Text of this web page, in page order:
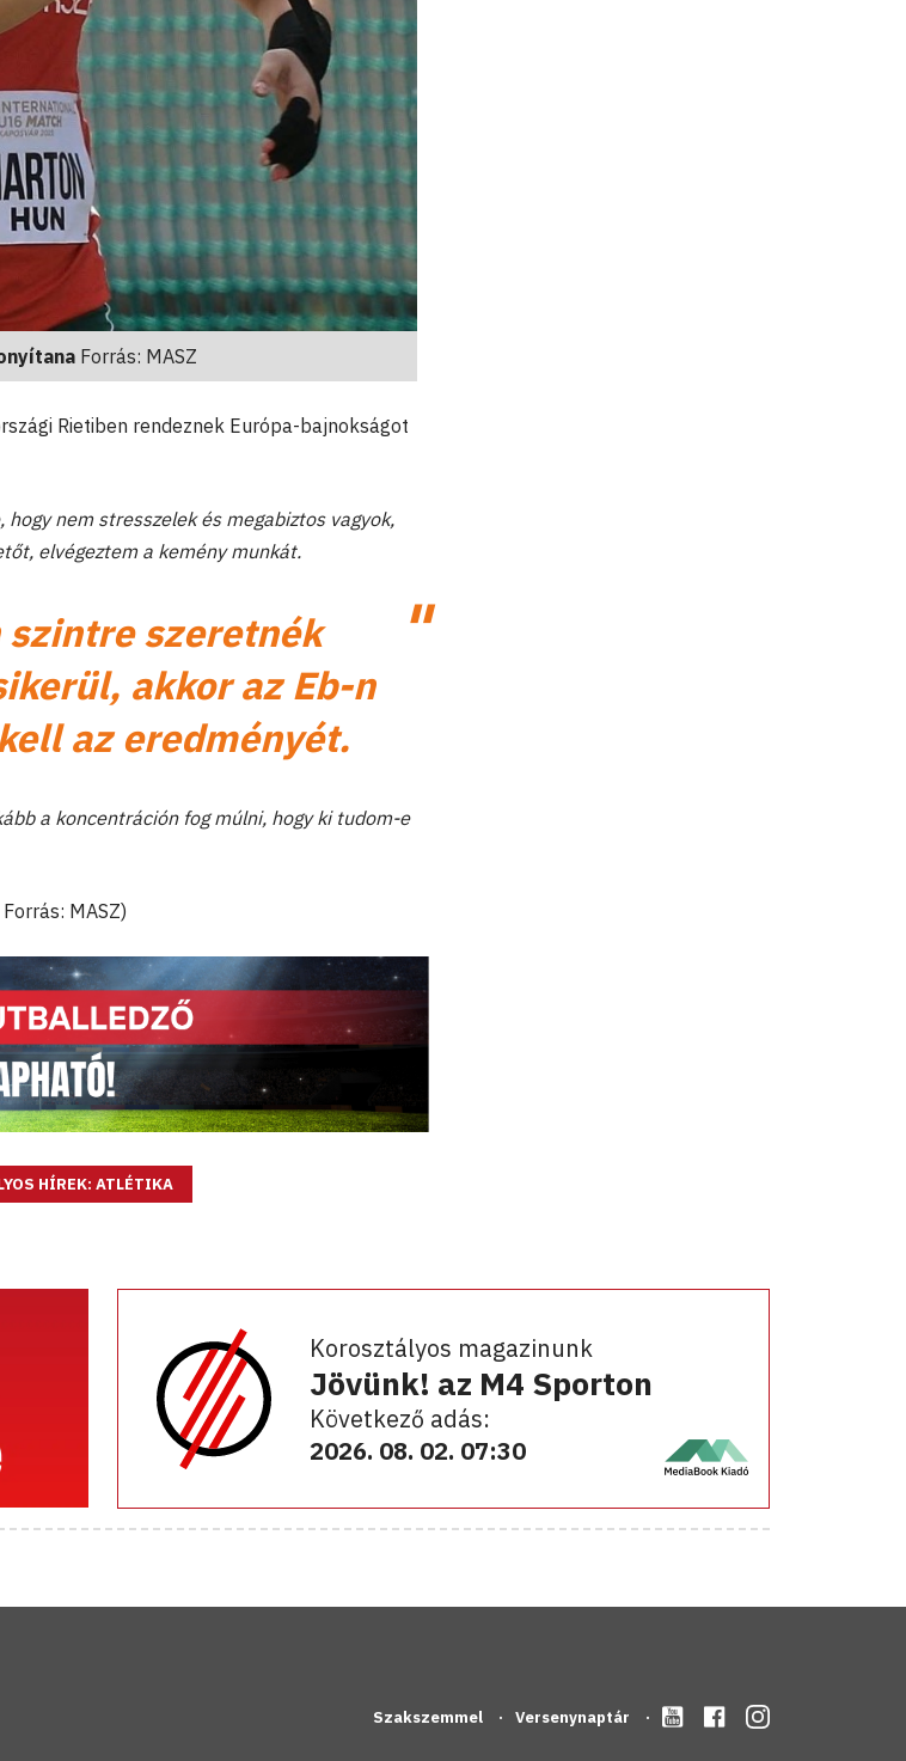
Forrás: MASZ
Rietiben rendeznek Európa-bajnokságot
nem stresszelek és megabiztos vagyok,
elvégeztem a kemény munkát.
szintre szeretnék
akkor az Eb-n
az eredményét.
a koncentráción fog múlni, hogy ki tudom-e
Forrás: MASZ)
HÍREK: ATLÉTIKA
Korosztályos magazinunk
Jövünk! az M4 Sporton
Következő adás:
2026. 08. 02. 07:30
Szakszemmel Versenynaptár